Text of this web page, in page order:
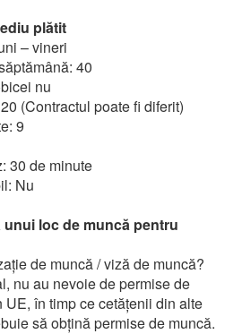
plătit
– vineri
40
nu
(Contractul poate fi diferit)
9
30 de minute
Nu
loc de muncă pentru
de muncă / viză de muncă?
nu au nevoie de permise de
UE, în timp ce cetățenii din alte
să obțină permise de muncă.